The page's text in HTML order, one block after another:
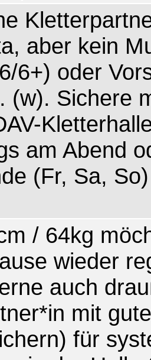
aber kein
6+) oder
(w). Sichere
am Abend
(Fr, Sa,
/ 64kg
wieder
auch
mit
für